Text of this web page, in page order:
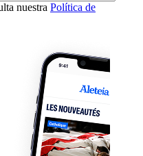
nuestra Política de